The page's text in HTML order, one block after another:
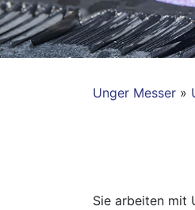
Unger Messer »
Sie arbeiten mit